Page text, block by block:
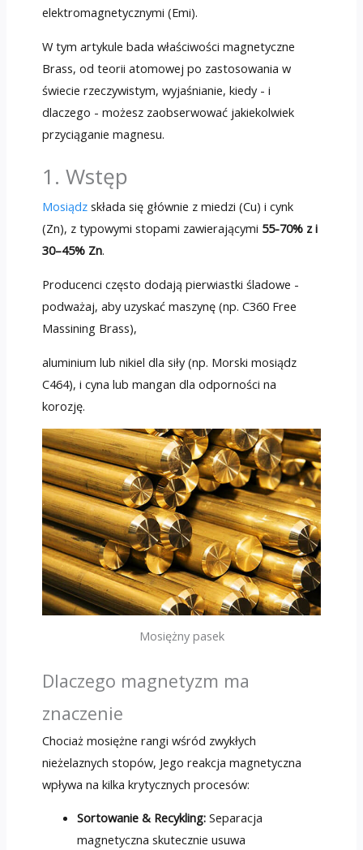
elektromagnetycznymi (Emi).
W tym artykule bada właściwości magnetyczne
Brass, od teorii atomowej po zastosowania w
świecie rzeczywistym, wyjaśnianie, kiedy - i
dlaczego - możesz zaobserwować jakiekolwiek
przyciąganie magnesu.
1. Wstęp
Mosiądzskłada się głównie z miedzi (Cu) i cynk
(Zn), z typowymi stopami zawierającymi 55-70% z i
30–45% Zn.
Producenci często dodają pierwiastki śladowe -
podważaj, aby uzyskać maszynę (np. C360 Free
Massining Brass),
aluminium lub nikiel dla siły (np. Morski mosiądz
C464), i cyna lub mangan dla odporności na
korozję.
Mosiężny pasek
Dlaczego magnetyzm ma
znaczenie
Chociaż mosiężne rangi wśród zwykłych
nieżelaznych stopów, Jego reakcja magnetyczna
wpływa na kilka krytycznych procesów:
Sortowanie & Recykling: Separacja
magnetyczna skutecznie usuwa